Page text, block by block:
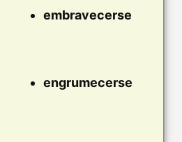
embravecerse
engrumecerse